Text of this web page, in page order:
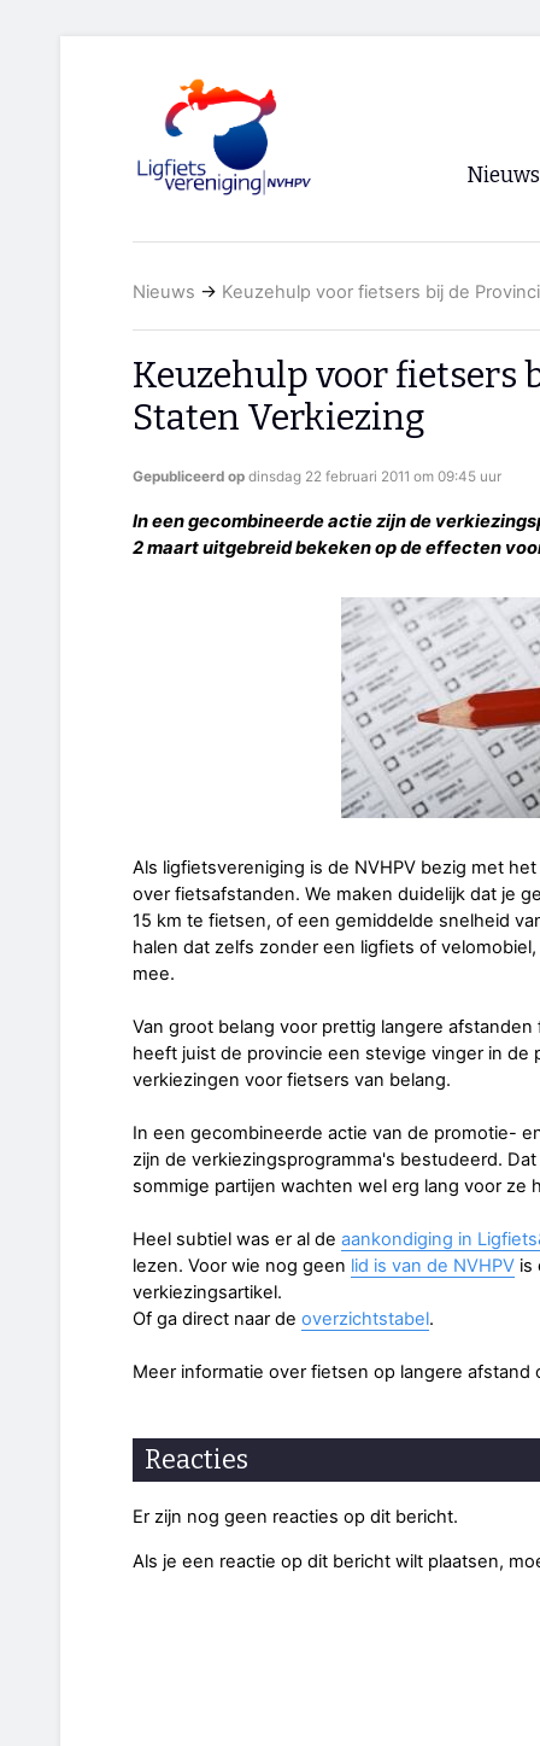
Nieuws
Nieuws → Keuzehulp voor fietsers bij de
Keuzehulp voor fietsers
Staten Verkiezing
Gepubliceerd op dinsdag 22 februari 2011 om 09:45 uur
In een gecombineerde actie zijn de
2 maart uitgebreid bekeken op de effecten
Als ligfietsvereniging is de NVHPV bezig met
over fietsafstanden. We maken duidelijk dat je
15 km te fietsen, of een gemiddelde snelheid
halen dat zelfs zonder een ligfiets of
mee.
Van groot belang voor prettig langere
heeft juist de provincie een stevige vinger in de
verkiezingen voor fietsers van belang.
In een gecombineerde actie van de promotie-
zijn de verkiezingsprogramma's bestudeerd.
sommige partijen wachten wel erg lang voor ze
Heel subtiel was er al de aankondiging in
lezen. Voor wie nog geen lid is van de NVHPV is
verkiezingsartikel.
Of ga direct naar de overzichtstabel.
Meer informatie over fietsen op langere afstand
Reacties
Er zijn nog geen reacties op dit bericht.
Als je een reactie op dit bericht wilt plaatsen,